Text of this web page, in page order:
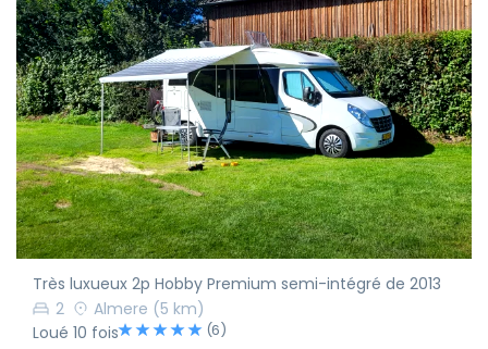
Très luxueux 2p Hobby Premium semi-intégré de 2013
2
Almere (5 km)
Loué 10 fois
(6)